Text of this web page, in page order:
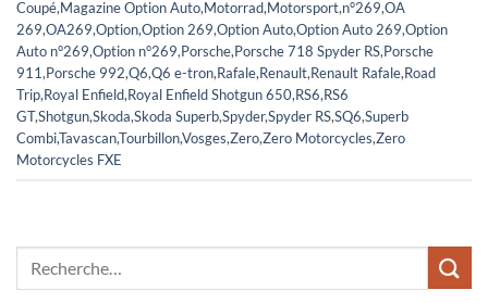
Coupé,Magazine Option Auto,Motorrad,Motorsport,n°269,OA
269,OA269,Option,Option 269,Option Auto,Option Auto 269,Option
Auto n°269,Option n°269,Porsche,Porsche 718 Spyder RS,Porsche
911,Porsche 992,Q6,Q6 e-tron,Rafale,Renault,Renault Rafale,Road
Trip,Royal Enfield,Royal Enfield Shotgun 650,RS6,RS6
GT,Shotgun,Skoda,Skoda Superb,Spyder,Spyder RS,SQ6,Superb
Combi,Tavascan,Tourbillon,Vosges,Zero,Zero Motorcycles,Zero
Motorcycles FXE